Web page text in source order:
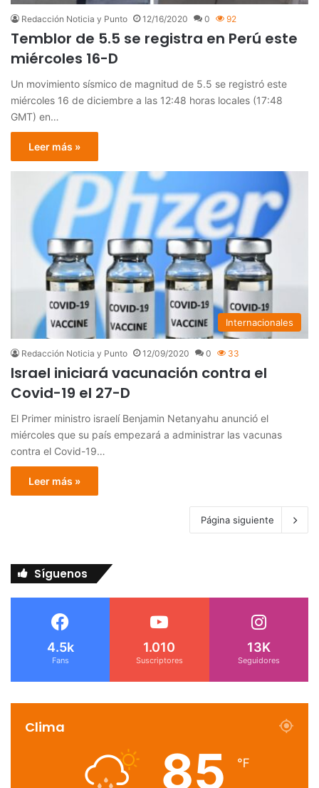
Redacción Noticia y Punto 12/16/2020 0 92
Temblor de 5.5 se registra en Perú este
miércoles 16-D
Un movimiento sísmico de magnitud de 5.5 se registró este
miércoles 16 de diciembre a las 12:48 horas locales (17:48
GMT) en…
Leer más »
Internacionales
Redacción Noticia y Punto 12/09/2020 0 33
Israel iniciará vacunación contra el
Covid-19 el 27-D
El Primer ministro israelí Benjamin Netanyahu anunció el
miércoles que su país empezará a administrar las vacunas
contra el Covid-19…
Leer más »
Página siguiente
Síguenos
4.5k
Fans
1.010
Suscriptores
13K
Seguidores
Clima
85 ℉